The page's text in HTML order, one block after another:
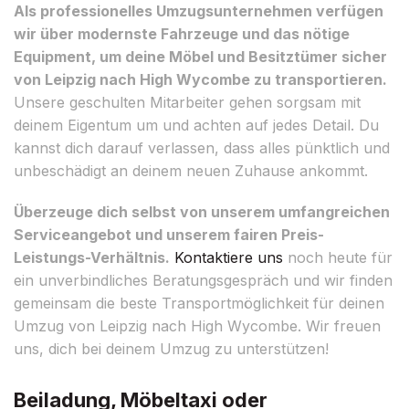
Als professionelles Umzugsunternehmen verfügen
wir über modernste Fahrzeuge und das nötige
Equipment, um deine Möbel und Besitztümer sicher
von Leipzig nach High Wycombe zu transportieren.
Unsere geschulten Mitarbeiter gehen sorgsam mit
deinem Eigentum um und achten auf jedes Detail. Du
kannst dich darauf verlassen, dass alles pünktlich und
unbeschädigt an deinem neuen Zuhause ankommt.
Überzeuge dich selbst von unserem umfangreichen
Serviceangebot und unserem fairen Preis-
Leistungs-Verhältnis. Kontaktiere uns noch heute für
ein unverbindliches Beratungsgespräch und wir finden
gemeinsam die beste Transportmöglichkeit für deinen
Umzug von Leipzig nach High Wycombe. Wir freuen
uns, dich bei deinem Umzug zu unterstützen!
Beiladung, Möbeltaxi oder